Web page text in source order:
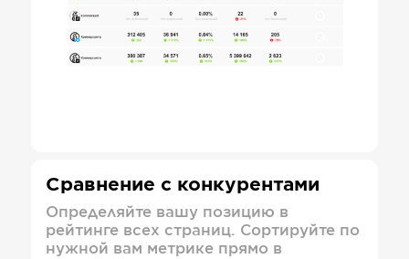
Сравнение с конкурентами
Определяйте вашу позицию в
рейтинге всех страниц. Сортируйте по
нужной вам метрике прямо в